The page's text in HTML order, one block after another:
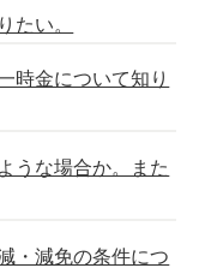
たい。
時金について知り
うな場合か。また
・減免の条件につ